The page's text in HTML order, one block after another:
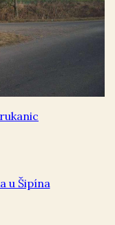
u Šipína